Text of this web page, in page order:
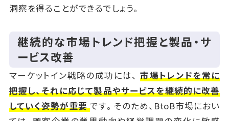
洞察を得ることができるでしょう。
継続的な市場トレンド把握と製品・サ
ービス改善
マーケットイン戦略の成功には、市場トレンドを常に
把握し、それに応じて製品やサービスを継続的に改善
していく姿勢が重要です。そのため、BtoB市場におい